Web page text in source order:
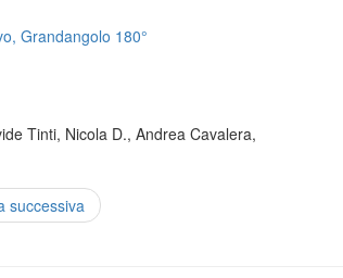
Grandangolo 180°
Tinti, Nicola D., Andrea Cavalera,
successiva